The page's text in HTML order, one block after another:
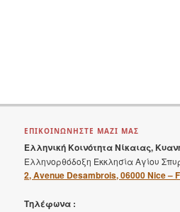
ΕΠΙΚΟΙΝΩΝΗΣΤΕ ΜΑΖΙ ΜΑΣ
Ελληνική Κοινότητα Νίκαιας,
Ελληνορθόδοξη Εκκλησία Αγίου
2, Avenue Desambrois, 06000 Nice –
Τηλέφωνα :